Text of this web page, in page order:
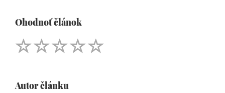
Ohodnoť článok
Autor článku